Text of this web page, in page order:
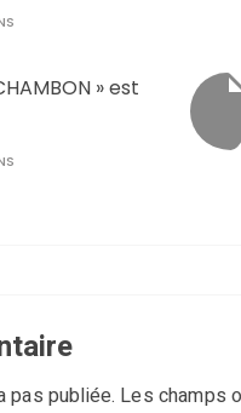
» est
pas publiée. Les champs